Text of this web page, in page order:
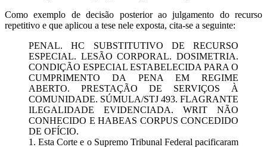
Como exemplo de decisão posterior ao julgamento do recurso
repetitivo e que aplicou a tese nele exposta, cita-se a seguinte:
PENAL. HC SUBSTITUTIVO DE RECURSO
ESPECIAL. LESÃO CORPORAL. DOSIMETRIA.
CONDIÇÃO ESPECIAL ESTABELECIDA PARA O
CUMPRIMENTO DA PENA EM REGIME
ABERTO. PRESTAÇÃO DE SERVIÇOS À
COMUNIDADE. SÚMULA/STJ 493. FLAGRANTE
ILEGALIDADE EVIDENCIADA. WRIT NÃO
CONHECIDO E HABEAS CORPUS CONCEDIDO
DE OFÍCIO.
1. Esta Corte e o Supremo Tribunal Federal pacificaram